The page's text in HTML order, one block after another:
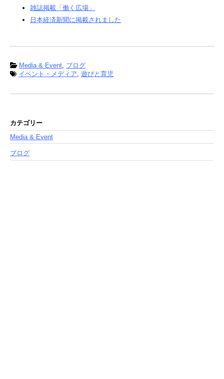
雑誌掲載「働く広場」
日本経済新聞に掲載されました
Media & Event ブログ
イベント・メディア 遊びと育児
カテゴリー
Media & Event
ブログ